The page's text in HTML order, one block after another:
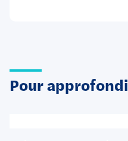
Pour